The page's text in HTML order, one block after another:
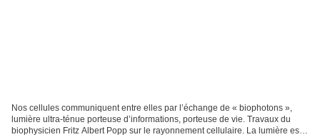
Nos cellules communiquent entre elles par l’échange de « biophotons »,
lumière ultra-ténue porteuse d’informations, porteuse de vie. Travaux du
biophysicien Fritz Albert Popp sur le rayonnement cellulaire. La lumière est